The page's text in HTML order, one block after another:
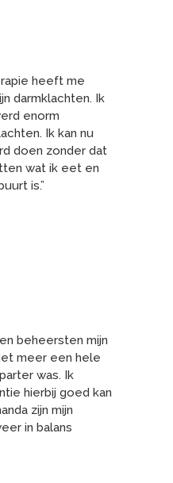
heeft me
darmklachten. Ik
enorm
Ik kan nu
doen zonder dat
wat ik eet en
is.”
beheersten mijn
meer een hele
was. Ik
hierbij goed kan
zijn mijn
in balans